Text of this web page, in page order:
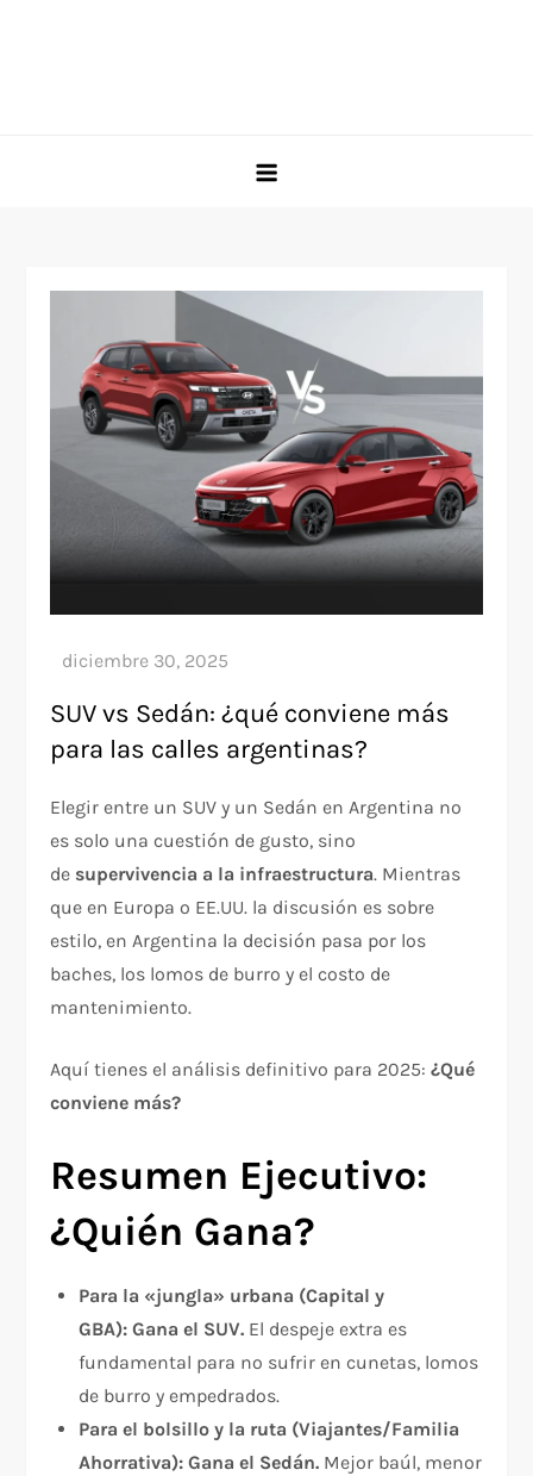
SUV vs Sedán: ¿qué conviene más
para las calles argentinas?
Elegir entre un SUV y un Sedán en Argentina no
es solo una cuestión de gusto, sino
de supervivencia a la infraestructura. Mientras
que en Europa o EE.UU. la discusión es sobre
estilo, en Argentina la decisión pasa por los
baches, los lomos de burro y el costo de
mantenimiento.
Aquí tienes el análisis definitivo para 2025:¿Qué
conviene más?
Resumen Ejecutivo:
¿Quién Gana?
Para la «jungla» urbana (Capital y
GBA): Gana el SUV. El despeje extra es
fundamental para no sufrir en cunetas, lomos
de burro y empedrados.
Para el bolsillo y la ruta (Viajantes/Familia
Ahorrativa): Gana el Sedán. Mejor baúl, menor